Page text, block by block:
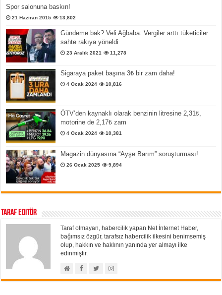
Spor salonuna baskın!
21 Haziran 2015 13,802
Gündeme bak? Veli Ağbaba: Vergiler arttı tüketiciler
sahte rakıya yöneldi
23 Aralık 2021 11,278
Sigaraya paket başına 3₺ bir zam daha!
4 Ocak 2024 10,816
ÖTV’den kaynaklı olarak benzinin litresine 2,31₺,
motorine de 2,17₺ zam
4 Ocak 2024 10,381
Magazin dünyasına “Ayşe Barım” soruşturması!
26 Ocak 2025 9,894
Taraf Editör
Taraf olmayan, habercilik yapan Net İnternet Haber,
bağımsız özgür, tarafsız habercilik ilkesini benimsemiş
olup, hakkın ve haklının yanında yer almayı ilke
edinmiştir.